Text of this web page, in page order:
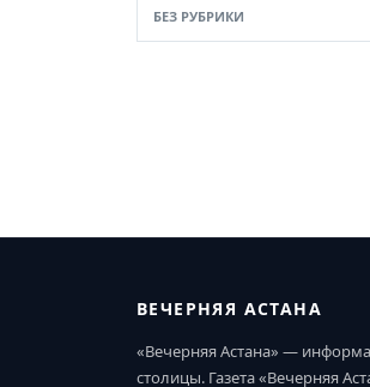
БЕЗ РУБРИКИ
ВЕЧЕРНЯЯ АСТАНА
«Вечерняя Астана» —
столицы. Газета «Вечерняя